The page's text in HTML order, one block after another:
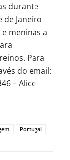
durante
de Janeiro
meninas a
Para
do email:
– Alice
Portugal